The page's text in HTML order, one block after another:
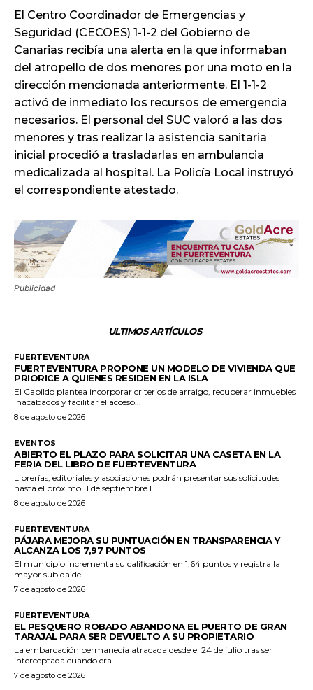
El Centro Coordinador de Emergencias y
Seguridad (CECOES) 1-1-2 del Gobierno de
Canarias recibía una alerta en la que informaban
del atropello de dos menores por una moto en la
dirección mencionada anteriormente. El 1-1-2
activó de inmediato los recursos de emergencia
necesarios. El personal del SUC valoró a las dos
menores y tras realizar la asistencia sanitaria
inicial procedió a trasladarlas en ambulancia
medicalizada al hospital. La Policía Local instruyó
el correspondiente atestado.
Publicidad
ULTIMOS ARTÍCULOS
FUERTEVENTURA
FUERTEVENTURA PROPONE UN MODELO DE VIVIENDA QUE
PRIORICE A QUIENES RESIDEN EN LA ISLA
El Cabildo plantea incorporar criterios de arraigo, recuperar inmuebles
inacabados y facilitar el acceso...
8 de agosto de 2026
EVENTOS
ABIERTO EL PLAZO PARA SOLICITAR UNA CASETA EN LA
FERIA DEL LIBRO DE FUERTEVENTURA
Librerías, editoriales y asociaciones podrán presentar sus solicitudes
hasta el próximo 11 de septiembre El...
8 de agosto de 2026
FUERTEVENTURA
PÁJARA MEJORA SU PUNTUACIÓN EN TRANSPARENCIA Y
ALCANZA LOS 7,97 PUNTOS
El municipio incrementa su calificación en 1,64 puntos y registra la
mayor subida de...
7 de agosto de 2026
FUERTEVENTURA
EL PESQUERO ROBADO ABANDONA EL PUERTO DE GRAN
TARAJAL PARA SER DEVUELTO A SU PROPIETARIO
La embarcación permanecía atracada desde el 24 de julio tras ser
interceptada cuando era...
7 de agosto de 2026